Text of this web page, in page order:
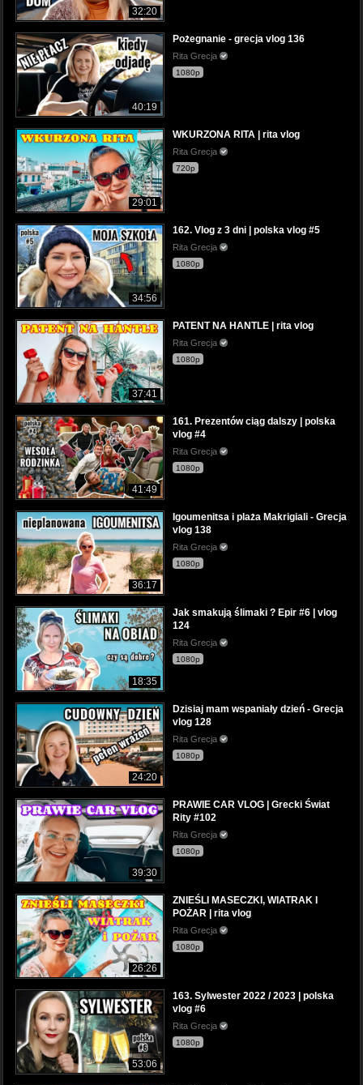
32:20
40:19
Pożegnanie - grecja vlog 136
Rita Grecja
1080p
29:01
WKURZONA RITA | rita vlog
Rita Grecja
720p
34:56
162. Vlog z 3 dni | polska vlog #5
Rita Grecja
1080p
37:41
PATENT NA HANTLE | rita vlog
Rita Grecja
1080p
41:49
161. Prezentów ciąg dalszy | polska
vlog #4
Rita Grecja
1080p
36:17
Igoumenitsa i plaża Makrigiali - Grecja
vlog 138
Rita Grecja
1080p
18:35
Jak smakują ślimaki ? Epir #6 | vlog
124
Rita Grecja
1080p
24:20
Dzisiaj mam wspaniały dzień - Grecja
vlog 128
Rita Grecja
1080p
39:30
PRAWIE CAR VLOG | Grecki Świat
Rity #102
Rita Grecja
1080p
26:26
ZNIEŚLI MASECZKI, WIATRAK I
POŻAR | rita vlog
Rita Grecja
1080p
53:06
163. Sylwester 2022 / 2023 | polska
vlog #6
Rita Grecja
1080p